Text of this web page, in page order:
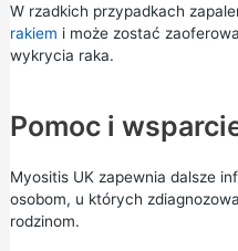
W rzadkich przypadkach
rakiem i może zostać
wykrycia raka.
Pomoc i
Myositis UKzapewnia dalsze
osobom, u których
rodzinom.